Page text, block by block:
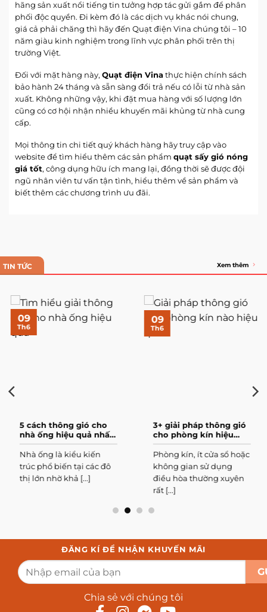
hãng sản xuất nổi tiếng tin tưởng hợp tác gửi gắm để phân
phối độc quyền. Đi kèm đó là các dịch vụ khác nói chung,
giá cả phải chăng thì hãy đến Quạt điện Vina chúng tôi – 10
năm giàu kinh nghiệm trong lĩnh vực phân phối trên thị
trường Việt.
Đối với mặt hàng này, Quạt điện Vinathực hiện chính sách
bảo hành 24 tháng và sẵn sàng đổi trả nếu có lỗi từ nhà sản
xuất. Không những vậy, khi đặt mua hàng với số lượng lớn
cũng có cơ hội nhận nhiều khuyến mãi khủng từ nhà cung
cấp.
Mọi thông tin chi tiết quý khách hàng hãy truy cập vào
website để tìm hiểu thêm các sản phẩm quạt sấy gió nóng
giá tốt, công dụng hữu ích mang lại, đồng thời sẽ được đội
ngũ nhân viên tư vấn tận tình, hiểu thêm về sản phẩm và
biết thêm các chương trình ưu đãi.
TIN TỨC Xem thêm
5 cách thông gió cho
nhà ống hiệu quả nhất
hiện nay
Nhà ống là kiểu kiến
trúc phổ biến tại các đô
thị lớn nhờ khả [...]
09
Th6
3+ giải pháp thông gió
cho phòng kín hiệu
quả nhất
Phòng kín, ít cửa sổ hoặc
không gian sử dụng
điều hòa thường xuyên
rất [...]
09
Th6
ĐĂNG KÍ ĐỂ NHẬN KHUYẾN MÃI
Chia sẻ với chúng tôi